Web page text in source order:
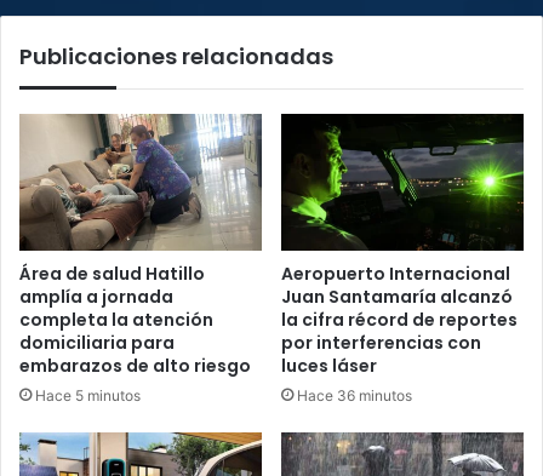
Publicaciones relacionadas
Área de salud Hatillo
amplía a jornada
completa la atención
domiciliaria para
embarazos de alto riesgo
Hace 5 minutos
Aeropuerto Internacional
Juan Santamaría alcanzó
la cifra récord de reportes
por interferencias con
luces láser
Hace 36 minutos